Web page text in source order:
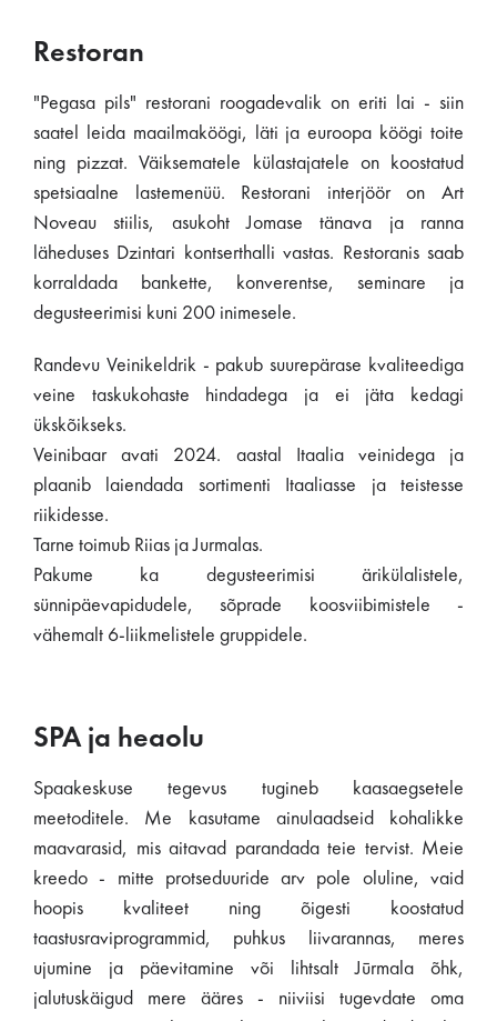
Restoran
"Pegasa pils" restorani roogadevalik on eriti lai - siin
saatel leida maailmaköögi, läti ja euroopa köögi toite
ning pizzat. Väiksematele külastajatele on koostatud
spetsiaalne lastemenüü. Restorani interjöör on Art
Noveau stiilis, asukoht Jomase tänava ja ranna
läheduses Dzintari kontserthalli vastas. Restoranis saab
korraldada bankette, konverentse, seminare ja
degusteerimisi kuni 200 inimesele.
Randevu Veinikeldrik - pakub suurepärase kvaliteediga
veine taskukohaste hindadega ja ei jäta kedagi
ükskõikseks.
Veinibaar avati 2024. aastal Itaalia veinidega ja
plaanib laiendada sortimenti Itaaliasse ja teistesse
riikidesse.
Tarne toimub Riias ja Jurmalas.
Pakume ka degusteerimisi ärikülalistele,
sünnipäevapidudele, sõprade koosviibimistele -
vähemalt 6-liikmelistele gruppidele.
SPA ja heaolu
Spaakeskuse tegevus tugineb kaasaegsetele
meetoditele. Me kasutame ainulaadseid kohalikke
maavarasid, mis aitavad parandada teie tervist. Meie
kreedo - mitte protseduuride arv pole oluline, vaid
hoopis kvaliteet ning õigesti koostatud
taastusraviprogrammid, puhkus liivarannas, meres
ujumine ja päevitamine või lihtsalt Jūrmala õhk,
jalutuskäigud mere ääres - niiviisi tugevdate oma